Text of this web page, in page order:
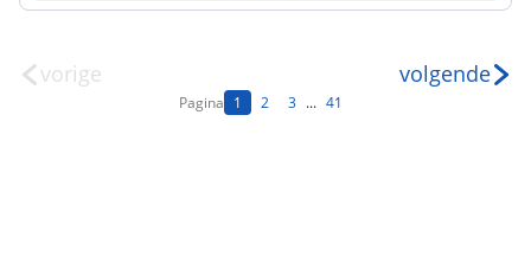
vorige
Pagina 1 2 3 ... 41
volgende